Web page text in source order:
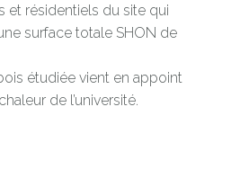
et résidentiels du site qui
surface totale SHON de
étudiée vient en appoint
de l’université.